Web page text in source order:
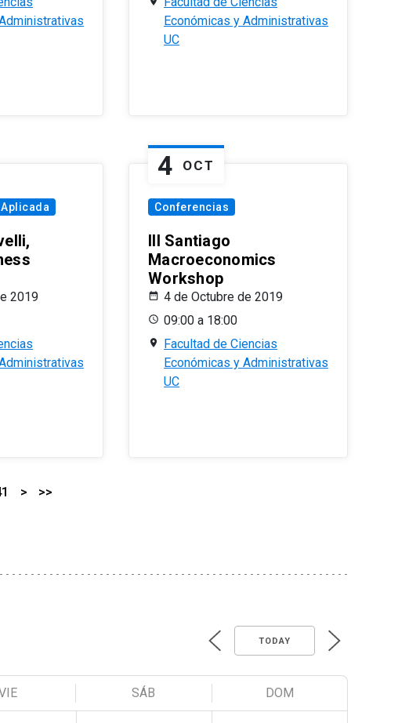
Económicas y Administrativas
UC
2019
4 OCT
Conferencias
III Santiago
Macroeconomics
Workshop
4 de Octubre de 2019
09:00 a 18:00
Facultad de Ciencias
Económicas y Administrativas
UC
> >>
TODAY
SÁB DOM